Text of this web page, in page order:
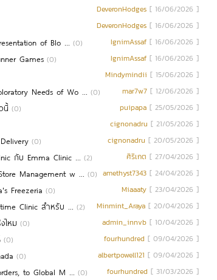
DeveronHodges [ 16/06/2026 ]
DeveronHodges [ 16/06/2026 ]
of Blo ... (0) IgnimAssaf [ 16/06/2026 ]
Games (0) IgnimAssaf [ 16/06/2026 ]
Mindymindii [ 15/06/2026 ]
Needs of Wo ... (0) mar7w7 [ 12/06/2026 ]
นี้ (0) puipapa [ 25/05/2026 ]
cignonadru [ 21/05/2026 ]
(0) cignonadru [ 20/05/2026 ]
กับ Emma Clinic ... (2) ศิริเกต [ 27/04/2026 ]
Management w ... (0) amethyst7343 [ 24/04/2026 ]
Freezeria (0) Miaaaty [ 23/04/2026 ]
Clinic สำหรับ ... (2) Minmint_Araya [ 20/04/2026 ]
ไหม (0) admin_innvb [ 10/04/2026 ]
(0) fourhundred [ 09/04/2026 ]
(0) albertpowell121 [ 09/04/2026 ]
to Global M ... (0) fourhundred [ 31/03/2026 ]